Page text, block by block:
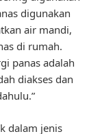
digunakan
air mandi,
di rumah.
panas adalah
diakses dan
dalam jenis